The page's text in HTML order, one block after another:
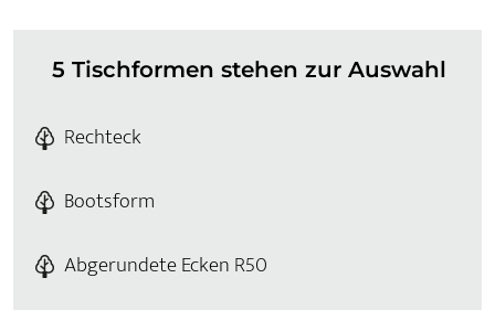
5 Tischformen stehen zur Auswahl
Rechteck
Bootsform
Abgerundete Ecken R50